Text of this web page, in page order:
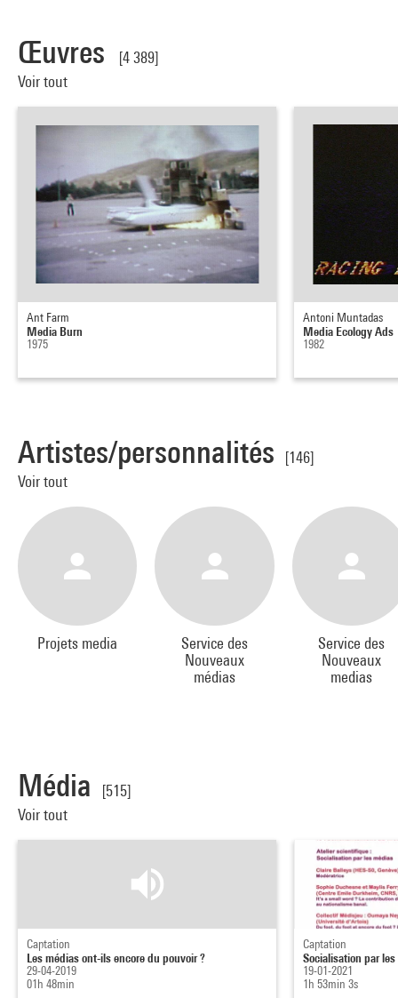
Œuvres
[4 389]
Voir tout
Ant Farm
Media Burn
1975
Antoni Muntadas
Media Ecology Ads
1982
Artistes/personnalités
[146]
Voir tout
Projets media
Service des
Nouveaux
médias
Service des
Nouveaux
medias
Média
[515]
Voir tout
Captation
Les médias ont-ils encore du pouvoir ?
29-04-2019
01h 48min
Captation
Socialisation par
19-01-2021
1h 53min 3s